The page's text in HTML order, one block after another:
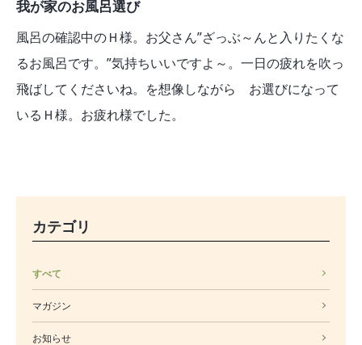
我が家のお風呂選び
風呂の確認中のＨ様。お父さん”ざっぶ～んと入りたくな
るお風呂です。”気持ちいいですよ～。一日の疲れを吹っ
飛ばしてくださいね。を想像しながら お選びになって
いるＨ様。お疲れ様でした。
カテゴリ
すべて
マガジン
お知らせ